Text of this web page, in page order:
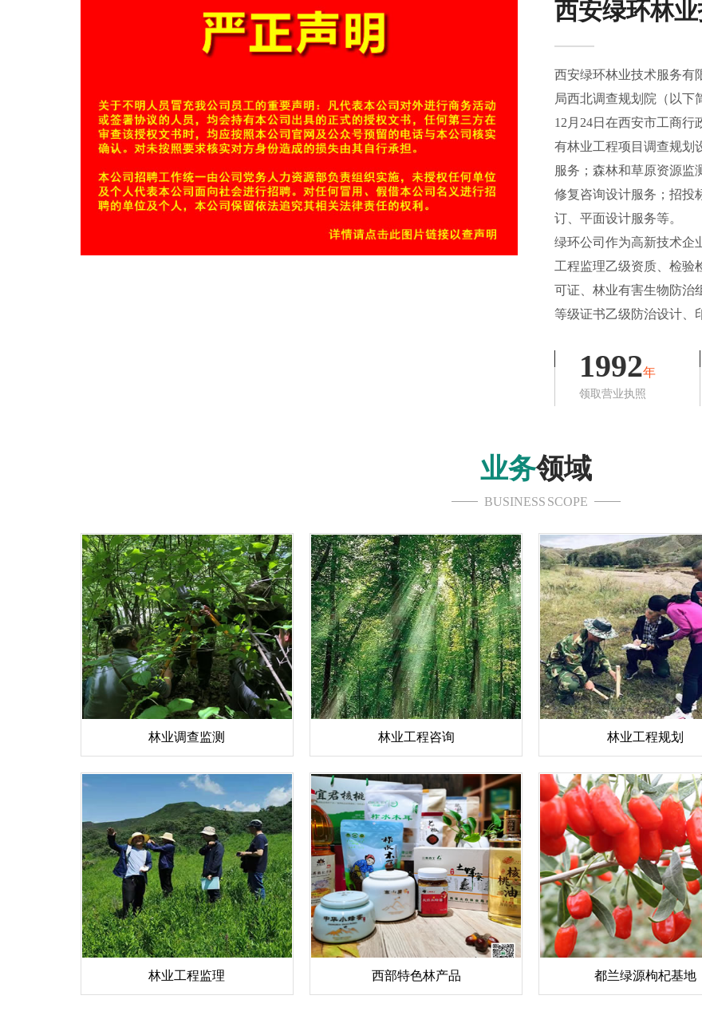
西安绿环林
西安绿环林业技术服务有
局西北调查规划院（以下
12月24日在西安市工商
有林业工程项目调查规划
服务；森林和草原资源监
修复咨询设计服务；招投
订、平面设计服务等。
绿环公司作为高新技术企
工程监理乙级资质、检验
可证、林业有害生物防治
等级证书乙级防治设计、
1992年
领取营业执照
业务领域
BUSINESS SCOPE
林业调查监测 林业工程咨询 林业工程规划
林业工程监理 西部特色林产品 都兰绿源枸杞基地